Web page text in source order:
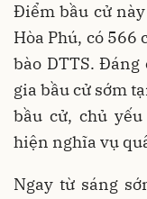
Điểm bầu cử
Hòa Phú, có
bào DTTS.
gia bầu cử sớm
bầu cử, chủ
hiện nghĩa vụ
Ngay từ sáng